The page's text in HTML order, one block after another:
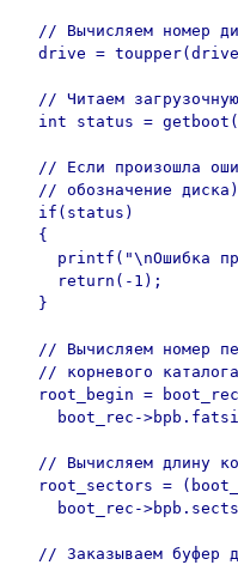
// Вычисляем номер
drive =
// Читаем
int status =
// Если произошла
// обозначение
  if(status)
  {
printf("\nОшибка
    return(-1);
  }
// Вычисляем номер
  // корневого каталога
root_begin =
boot_rec-
// Вычисляем длину
root_sectors =
boot_rec-
// Заказываем буфер